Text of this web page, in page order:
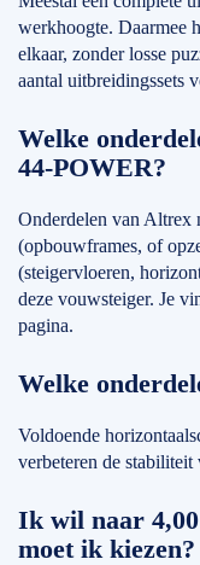
werkhoogte. Daarmee
elkaar, zonder losse
aantal uitbreidingssets
Welke
44-POWER?
Onderdelen van Altrex
(opbouwframes, of
(steigervloeren,
deze vouwsteiger. Je
pagina.
Welke
Voldoende
verbeteren de stabiliteit
Ik wil naar
moet ik kiezen?